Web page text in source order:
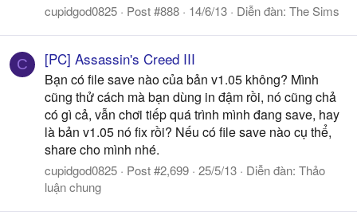
cupidgod0825 Post #888 14/6/13 Diễn đàn: The Sims
C [PC] Assassin's Creed III
Bạn có file save nào của bản v1.05 không? Mình
cũng thử cách mà bạn dùng in đậm rồi, nó cũng chả
có gì cả, vẫn chơi tiếp quá trình mình đang save, hay
là bản v1.05 nó fix rồi? Nếu có file save nào cụ thể,
share cho mình nhé.
cupidgod0825 Post #2,699 25/5/13 Diễn đàn: Thảo
luận chung